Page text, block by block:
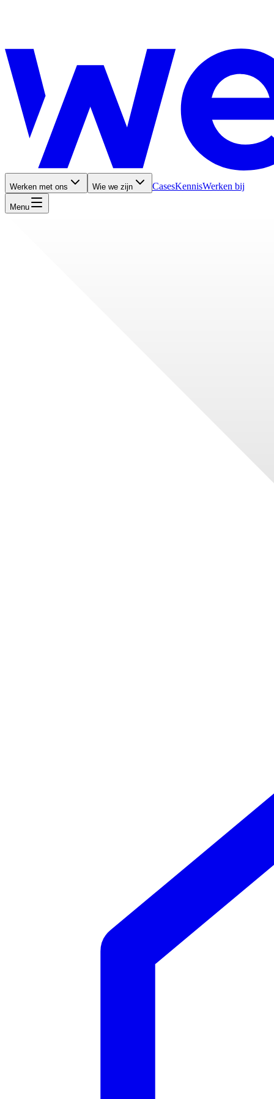
Werken met ons Wie we zijn CasesKennisWerken bij
Menu